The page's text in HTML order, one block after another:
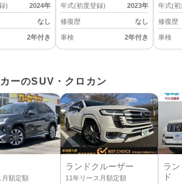
) 2024年
なし
2年付き
年式(初度登録) 2023年
修復歴 なし
車検 2年付き
年式(初
修復歴
車検
ーのSUV・クロカン
月額定額
ランドクルーザー
11年リース月額定額
ラ
ド